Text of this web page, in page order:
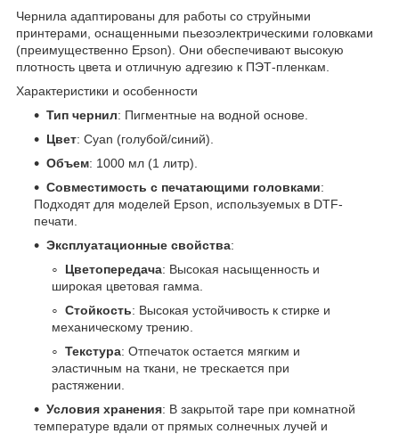
Чернила адаптированы для работы со струйными
принтерами, оснащенными пьезоэлектрическими головками
(преимущественно Epson). Они обеспечивают высокую
плотность цвета и отличную адгезию к ПЭТ-пленкам.
Характеристики и особенности
Тип чернил: Пигментные на водной основе.
Цвет: Cyan (голубой/синий).
Объем: 1000 мл (1 литр).
Совместимость с печатающими головками:
Подходят для моделей Epson, используемых в DTF-
печати.
Эксплуатационные свойства:
Цветопередача: Высокая насыщенность и
широкая цветовая гамма.
Стойкость: Высокая устойчивость к стирке и
механическому трению.
Текстура: Отпечаток остается мягким и
эластичным на ткани, не трескается при
растяжении.
Условия хранения: В закрытой таре при комнатной
температуре вдали от прямых солнечных лучей и